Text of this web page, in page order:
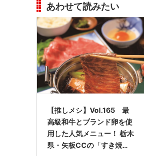
あわせて読みたい
【推しメシ】Vol.165 最
高級和牛とブランド卵を使
用した人気メニュー！ 栃木
県・矢板CCの「すき焼